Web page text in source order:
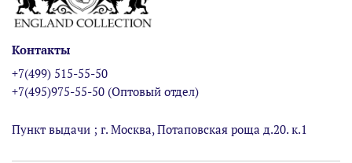
Контакты
+7(499) 515-55-50
+7(495)975-55-50 (Оптовый отдел)
Пункт выдачи ; г. Москва, Потаповская роща д.20. к.1